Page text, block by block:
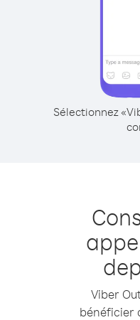
Sélectionnez
Viber
bénéficier